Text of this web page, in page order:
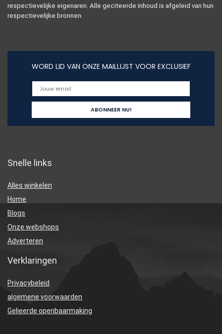
respectievelijke eigenaren. Alle geciteerde inhoud is afgeleid van hun
respectievelijke bronnen.
WORD LID VAN ONZE MAILLIJST VOOR EXCLUSIEF
Snelle links
Alles winkelen
Home
Blogs
Onze webshops
Adverteren
Verklaringen
Privacybeleid
algemene voorwaarden
Gelieerde openbaarmaking